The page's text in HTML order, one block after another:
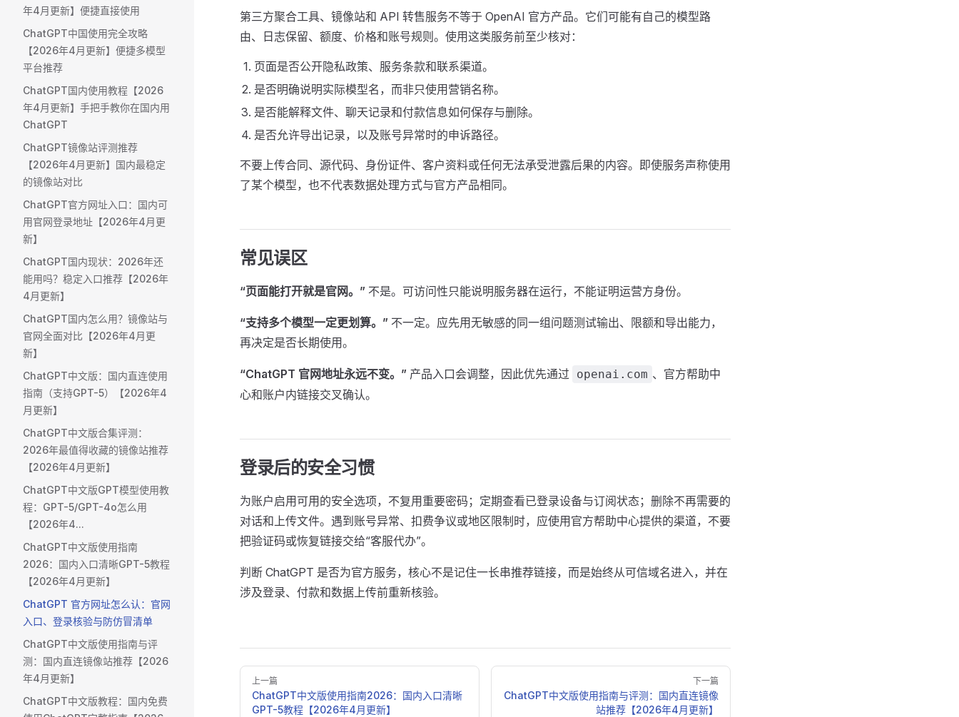
年4月更新】便捷直接使用
ChatGPT中国使用完全攻略
【2026年4月更新】便捷多模型
平台推荐
ChatGPT国内使用教程【2026
年4月更新】手把手教你在国内用
ChatGPT
ChatGPT镜像站评测推荐
【2026年4月更新】国内最稳定
的镜像站对比
ChatGPT官方网址入口：国内可
用官网登录地址【2026年4月更
新】
ChatGPT国内现状：2026年还
能用吗？稳定入口推荐【2026年
4月更新】
ChatGPT国内怎么用？镜像站与
官网全面对比【2026年4月更
新】
ChatGPT中文版：国内直连使用
指南（支持GPT-5）【2026年4
月更新】
ChatGPT中文版合集评测：
2026年最值得收藏的镜像站推荐
【2026年4月更新】
ChatGPT中文版GPT模型使用教
程：GPT-5/GPT-4o怎么用
【2026年4...
ChatGPT中文版使用指南
2026：国内入口清晰GPT-5教程
【2026年4月更新】
ChatGPT 官方网址怎么认：官网
入口、登录核验与防仿冒清单
ChatGPT中文版使用指南与评
测：国内直连镜像站推荐【2026
年4月更新】
ChatGPT中文版教程：国内免费
第三方聚合工具、镜像站和 API 转售服务不等于 OpenAI 官方产品。它们可能有自己的模型路
由、日志保留、额度、价格和账号规则。使用这类服务前至少核对：
页面是否公开隐私政策、服务条款和联系渠道。
是否明确说明实际模型名，而非只使用营销名称。
是否能解释文件、聊天记录和付款信息如何保存与删除。
是否允许导出记录，以及账号异常时的申诉路径。
不要上传合同、源代码、身份证件、客户资料或任何无法承受泄露后果的内容。即使服务声称使用
了某个模型，也不代表数据处理方式与官方产品相同。
常见误区
“页面能打开就是官网。” 不是。可访问性只能说明服务器在运行，不能证明运营方身份。
“支持多个模型一定更划算。” 不一定。应先用无敏感的同一组问题测试输出、限额和导出能力，
再决定是否长期使用。
“ChatGPT 官网地址永远不变。” 产品入口会调整，因此优先通过 openai.com 、官方帮助中
心和账户内链接交叉确认。
登录后的安全习惯
为账户启用可用的安全选项，不复用重要密码；定期查看已登录设备与订阅状态；删除不再需要的
对话和上传文件。遇到账号异常、扣费争议或地区限制时，应使用官方帮助中心提供的渠道，不要
把验证码或恢复链接交给“客服代办”。
判断 ChatGPT 是否为官方服务，核心不是记住一长串推荐链接，而是始终从可信域名进入，并在
涉及登录、付款和数据上传前重新核验。
Pager
上一篇
ChatGPT中文版使用指南2026：国内入口清晰
GPT-5教程【2026年4月更新】
下一篇
ChatGPT中文版使用指南与评测：国内直连镜像
站推荐【2026年4月更新】